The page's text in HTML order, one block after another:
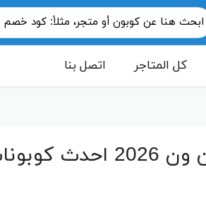
كل المتاجر اتصل بنا